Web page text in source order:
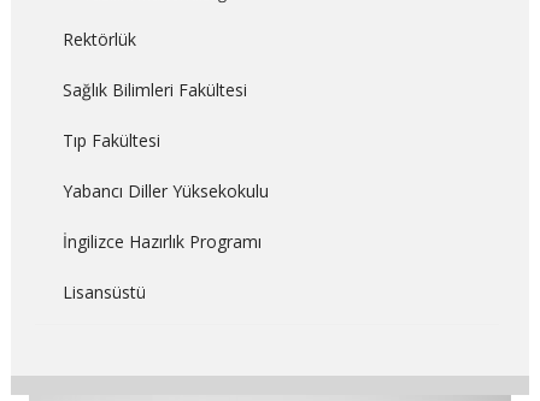
Rektörlük
Sağlık Bilimleri Fakültesi
Tıp Fakültesi
Yabancı Diller Yüksekokulu
İngilizce Hazırlık Programı
Lisansüstü